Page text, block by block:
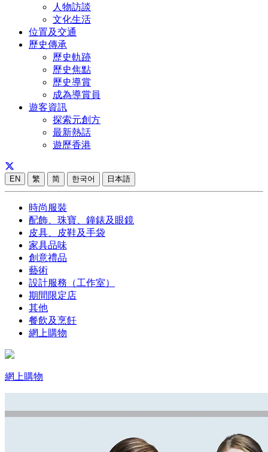
人物訪談
文化生活
位置及交通
歷史傳承
歷史軌跡
歷史焦點
歷史導賞
成為導賞員
遊客資訊
探索元創方
最新熱話
遊歷香港
EN 繁 简 한국어 日本語
時尚服裝
配飾、珠寶、鐘錶及眼鏡
皮具、皮鞋及手袋
家具品味
創意禮品
藝術
設計服務（工作室）
期間限定店
其他
餐飲及烹飪
網上購物
網上購物